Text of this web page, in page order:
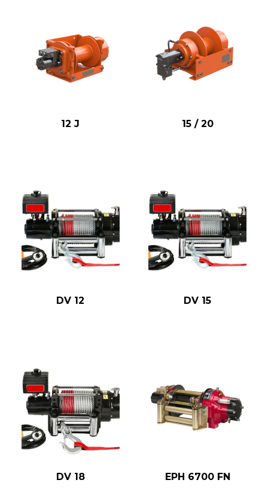
12 J 15 / 20
DV 12 DV 15
DV 18 EPH 6700 FN